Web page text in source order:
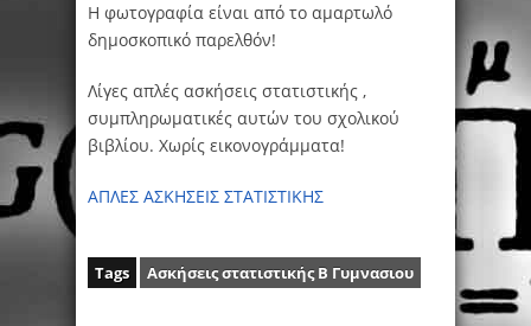
Η φωτογραφία είναι από το αμαρτωλό
δημοσκοπικό παρελθόν!
Λίγες απλές ασκήσεις στατιστικής ,
συμπληρωματικές αυτών του σχολικού
βιβλίου. Χωρίς εικονογράμματα!
ΑΠΛΕΣ ΑΣΚΗΣΕΙΣ ΣΤΑΤΙΣΤΙΚΗΣ
Tags Ασκήσεις στατιστικής Β Γυμνασιου